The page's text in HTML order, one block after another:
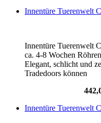
Innentüre Tuerenwelt
Innentüre Tuerenwelt
ca. 4-8 Wochen
Elegant, schlicht und
Tradedoors können
Innentüre Tuerenwelt